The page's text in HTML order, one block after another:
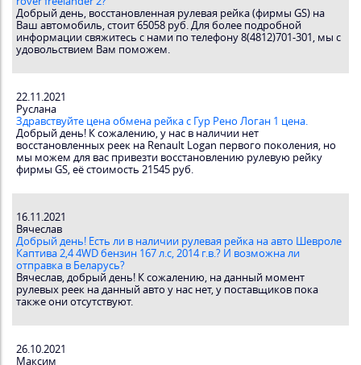
Добрый день, восстановленная рулевая рейка (фирмы GS) на
Ваш автомобиль, стоит 65058 руб. Для более подробной
информации свяжитесь с нами по телефону 8(4812)701-301, мы с
удовольствием Вам поможем.
22.11.2021
Руслана
Здравствуйте цена обмена рейка с Гур Рено Логан 1 цена.
Добрый день! К сожалению, у нас в наличии нет
восстановленных реек на Renault Logan первого поколения, но
мы можем для вас привезти восстановлению рулевую рейку
фирмы GS, её стоимость 21545 руб.
16.11.2021
Вячеслав
Добрый день! Есть ли в наличии рулевая рейка на авто Шевроле
Каптива 2,4 4WD бензин 167 л.с, 2014 г.в.? И возможна ли
отправка в Беларусь?
Вячеслав, добрый день! К сожалению, на данный момент
рулевых реек на данный авто у нас нет, у поставщиков пока
также они отсутствуют.
26.10.2021
Максим